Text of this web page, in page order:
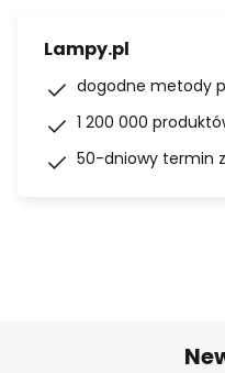
Lampy.pl
dogodne metody
1 200 000
50-dniowy termin